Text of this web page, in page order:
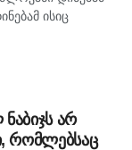
ისიც
და
არ
რომლებსაც